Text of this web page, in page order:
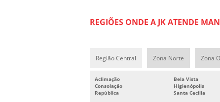
REGIÕES ONDE A JK ATENDE
Região Central Zona Norte Zona
Aclimação Bela Vista
Consolação
Higienópolis
República
Santa Cecília